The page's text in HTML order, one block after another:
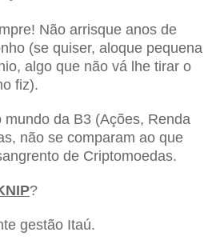
Não arrisque anos de
(se quiser, aloque pequena
algo que não vá lhe tirar o
fiz).
mundo da B3 (Ações, Renda
não se comparam ao que
de Criptomoedas.
?
gestão Itaú.